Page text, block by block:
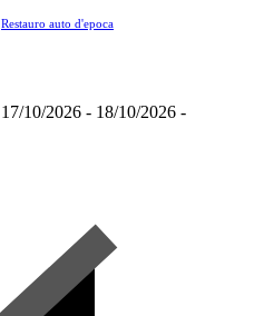
Restauro auto d'epoca
17/10/2026 - 18/10/2026 -